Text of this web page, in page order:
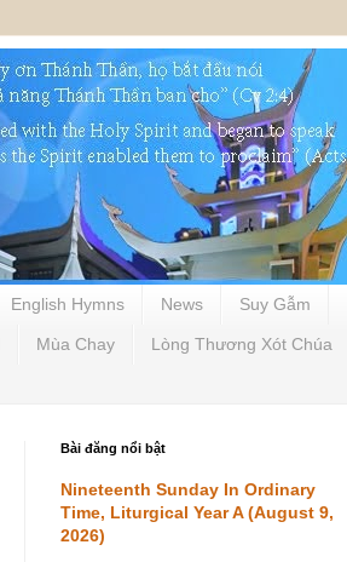
English Hymns News Suy Gẫm
Mùa Chay Lòng Thương Xót Chúa
Bài đăng nổi bật
Nineteenth Sunday In Ordinary
Time, Liturgical Year A (August 9,
2026)